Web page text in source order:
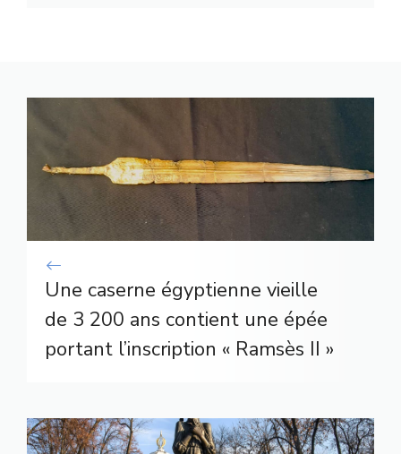
Une caserne égyptienne vieille
de 3 200 ans contient une épée
portant l’inscription « Ramsès II »